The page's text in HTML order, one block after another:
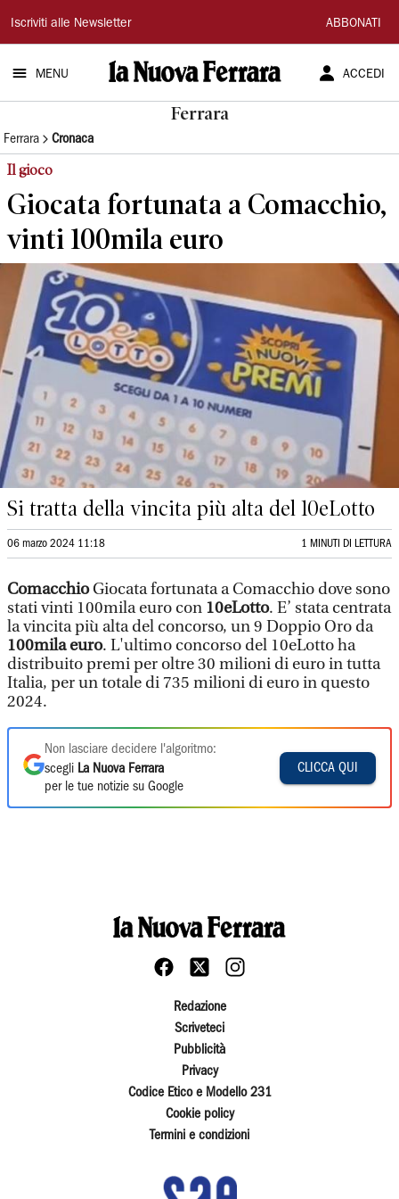
La
Nuova
Ferrara
Iscriviti alle Newsletter ABBONATI
MENU ACCEDI
Ferrara
Ferrara Cronaca
Il gioco
Giocata fortunata a Comacchio,
vinti 100mila euro
Si tratta della vincita più alta del 10eLotto
06 marzo 2024 11:18 1 MINUTI DI LETTURA
ComacchioGiocata fortunata a Comacchio dove sono
stati vinti 100mila euro con 10eLotto. E’ stata centrata
la vincita più alta del concorso, un 9 Doppio Oro da
100mila euro. L'ultimo concorso del 10eLotto ha
distribuito premi per oltre 30 milioni di euro in tutta
Italia, per un totale di 735 milioni di euro in questo
2024.
Non lasciare decidere l'algoritmo:
scegli La Nuova Ferrara
per le tue notizie su Google
CLICCA QUI
Redazione
Scriveteci
Pubblicità
Privacy
Codice Etico e Modello 231
Cookie policy
Termini e condizioni